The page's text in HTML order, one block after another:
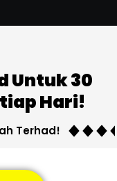
Untuk 30
Hari!
Terhad!